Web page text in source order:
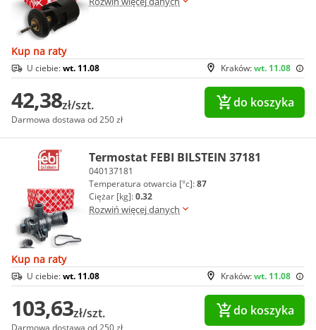
Kup na raty
Kraków:wt. 11.08
U ciebie:wt. 11.08
42,38zł/szt.
Darmowa dostawa od 250 zł
do koszyka
Termostat FEBI BILSTEIN 37181
040137181
Temperatura otwarcia [°c]:87
Ciężar [kg]:0.32
Rozwiń więcej danych
Kup na raty
Kraków:wt. 11.08
U ciebie:wt. 11.08
103,63zł/szt.
Darmowa dostawa od 250 zł
do koszyka